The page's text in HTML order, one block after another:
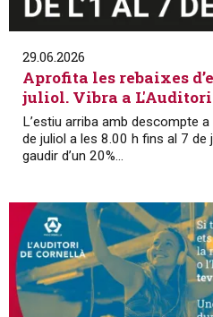
29.06.2026
Aprofita les rebaixes
juliol. Vibra a L'Auditori
L’estiu arriba amb descompte
de juliol a les 8.00 h fins al 7 de
gaudir d’un 20%...